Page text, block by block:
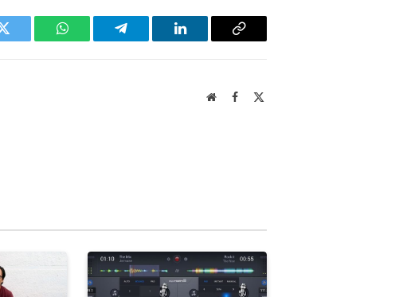
Twitter WhatsAppTelegram LinkedIn Copy
WebsiteFacebook